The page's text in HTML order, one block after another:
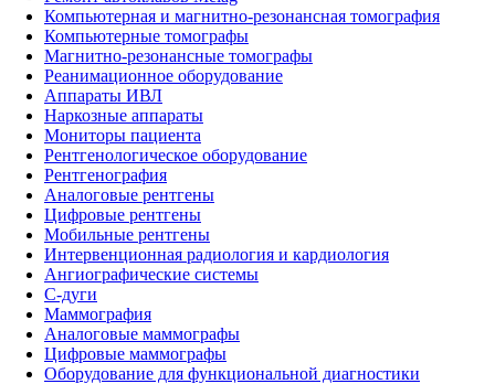
Компьютерная и магнитно-резонансная томография
Компьютерные томографы
Магнитно-резонансные томографы
Реанимационное оборудование
Аппараты ИВЛ
Наркозные аппараты
Мониторы пациента
Рентгенологическое оборудование
Рентгенография
Аналоговые рентгены
Цифровые рентгены
Мобильные рентгены
Интервенционная радиология и кардиология
Ангиографические системы
C-дуги
Маммография
Аналоговые маммографы
Цифровые маммографы
Оборудование для функциональной диагностики